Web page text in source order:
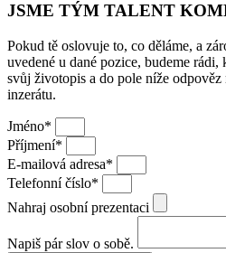
JSME TÝM TALENT
Pokud tě oslovuje to, co děláme, a
uvedené u dané pozice, budeme
svůj životopis a do pole níže
inzerátu.
Jméno*
Příjmení*
E-mailová adresa*
Telefonní číslo*
Nahraj osobní prezentaci
Napiš pár slov o sobě.